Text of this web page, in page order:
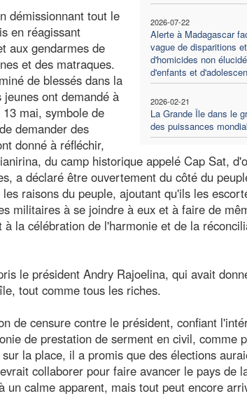
2026-07-22
Alerte à Madagascar
vague de disparitions et
d'homicides non
d'enfants et
2026-02-21
La Grande Île dans le
des puissances
démissionnant tout le
en réagissant
aux gendarmes de
et des matraques.
de blessés dans la
ont demandé à
mai, symbole de
demander des
donné à réfléchir,
du camp historique appelé Cap Sat,
a déclaré être ouvertement du côté du
raisons du peuple, ajoutant qu'ils les
militaires à se joindre à eux et à faire de
la célébration de l'harmonie et de la
le président Andry Rajoelina, qui avait
tout comme tous les riches.
de censure contre le président, confiant
de prestation de serment en civil, comme
la place, il a promis que des élections
collaborer pour faire avancer le pays de
calme apparent, mais tout peut encore